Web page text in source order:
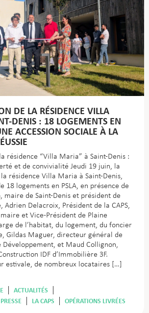
DE LA RÉSIDENCE VILLA
DENIS : 18 LOGEMENTS EN
ACCESSION SOCIALE À LA
résidence “Villa Maria” à Saint-Denis :
et de convivialité Jeudi 19 juin, la
la résidence Villa Maria à Saint-Denis,
18 logements en PSLA, en présence de
maire de Saint-Denis et président de
Adrien Delacroix, Président de la CAPS,
et Vice-Président de Plaine
de l’habitat, du logement, du foncier
Gildas Maguer, directeur général de
Développement, et Maud Collignon,
IDF d’Immobilière 3F.
estivale, de nombreux locataires […]
ACTUALITÉS
LA CAPS OPÉRATIONS LIVRÉES